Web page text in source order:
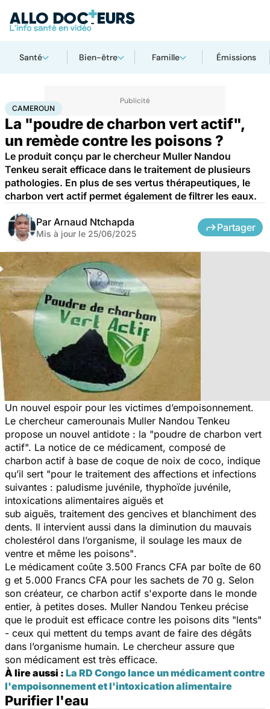
Santé Bien-être Famille Émissions
AccueilSanté Médicaments Cameroun
CAMEROUN
La "poudre de charbon vert actif",
un remède contre les poisons ?
Le produit conçu par le chercheur Muller Nandou
Tenkeu serait efficace dans le traitement de plusieurs
pathologies. En plus de ses vertus thérapeutiques, le
charbon vert actif permet également de filtrer les eaux.
Par Arnaud Ntchapda
Mis à jour le 25/06/2025
Partager
Un nouvel espoir pour les victimes d’empoisonnement.
Le chercheur camerounais Muller Nandou Tenkeu
propose un nouvel antidote : la "poudre de charbon vert
actif". La notice de ce médicament, composé de
charbon actif à base de coque de noix de coco, indique
qu’il sert "pour le traitement des affections et infections
suivantes : paludisme juvénile, thyphoïde juvénile,
intoxications alimentaires aiguës et
sub aiguës, traitement des gencives et blanchiment des
dents. Il intervient aussi dans la diminution du mauvais
cholestérol dans l’organisme, il soulage les maux de
ventre et même les poisons".
Le médicament coûte 3.500 Francs CFA par boîte de 60
g et 5.000 Francs CFA pour les sachets de 70 g. Selon
son créateur, ce charbon actif s'exporte dans le monde
entier, à petites doses. Muller Nandou Tenkeu précise
que le produit est efficace contre les poisons dits "lents"
- ceux qui mettent du temps avant de faire des dégâts
dans l’organisme humain. Le chercheur assure que
son médicament est très efficace.
À lire aussi : La RD Congo lance un médicament contre
l'empoisonnement et l'intoxication alimentaire
Purifier l'eau